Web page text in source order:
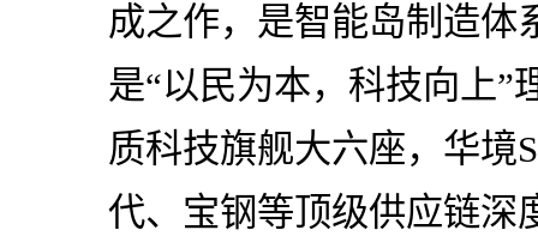
成之作，是智能岛制造体
是“以民为本，科技向上”
质科技旗舰大六座，华境
代、宝钢等顶级供应链深